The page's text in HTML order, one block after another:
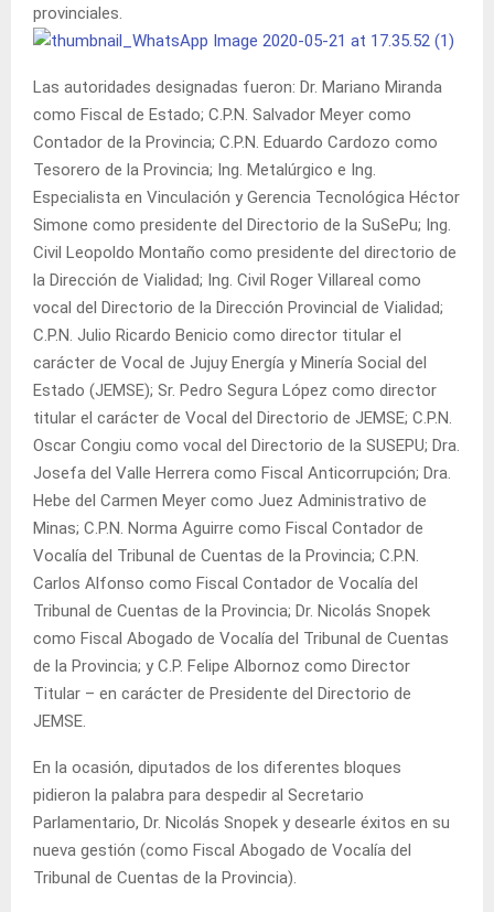
provinciales.
Las autoridades designadas fueron: Dr. Mariano Miranda
como Fiscal de Estado; C.P.N. Salvador Meyer como
Contador de la Provincia; C.P.N. Eduardo Cardozo como
Tesorero de la Provincia; Ing. Metalúrgico e Ing.
Especialista en Vinculación y Gerencia Tecnológica Héctor
Simone como presidente del Directorio de la SuSePu; Ing.
Civil Leopoldo Montaño como presidente del directorio de
la Dirección de Vialidad; Ing. Civil Roger Villareal como
vocal del Directorio de la Dirección Provincial de Vialidad;
C.P.N. Julio Ricardo Benicio como director titular el
carácter de Vocal de Jujuy Energía y Minería Social del
Estado (JEMSE); Sr. Pedro Segura López como director
titular el carácter de Vocal del Directorio de JEMSE; C.P.N.
Oscar Congiu como vocal del Directorio de la SUSEPU; Dra.
Josefa del Valle Herrera como Fiscal Anticorrupción; Dra.
Hebe del Carmen Meyer como Juez Administrativo de
Minas; C.P.N. Norma Aguirre como Fiscal Contador de
Vocalía del Tribunal de Cuentas de la Provincia; C.P.N.
Carlos Alfonso como Fiscal Contador de Vocalía del
Tribunal de Cuentas de la Provincia; Dr. Nicolás Snopek
como Fiscal Abogado de Vocalía del Tribunal de Cuentas
de la Provincia; y C.P. Felipe Albornoz como Director
Titular – en carácter de Presidente del Directorio de
JEMSE.
En la ocasión, diputados de los diferentes bloques
pidieron la palabra para despedir al Secretario
Parlamentario, Dr. Nicolás Snopek y desearle éxitos en su
nueva gestión (como Fiscal Abogado de Vocalía del
Tribunal de Cuentas de la Provincia).